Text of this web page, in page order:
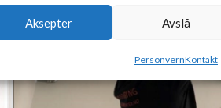
Aksepter Avslå
PersonvernKontakt